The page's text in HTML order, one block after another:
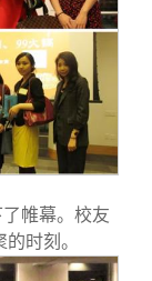
帷幕。校友
时刻。